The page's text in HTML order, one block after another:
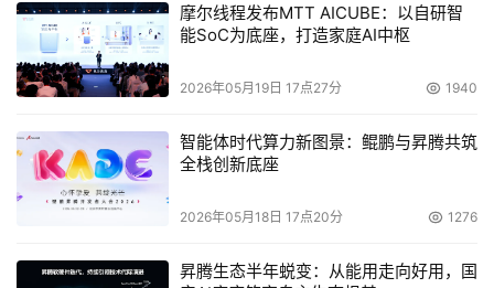
摩尔线程发布MTT AICUBE：以自研智
能SoC为底座，打造家庭AI中枢
2026年05月19日 17点27分 1940
智能体时代算力新图景：鲲鹏与昇腾共筑
全栈创新底座
2026年05月18日 17点20分 1276
昇腾生态半年蜕变：从能用走向好用，国